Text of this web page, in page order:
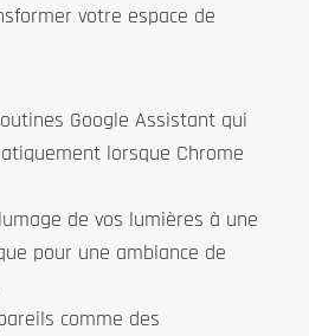
votre espace de
Google Assistant qui
lorsque Chrome
de vos lumières à une
pour une ambiance de
comme des